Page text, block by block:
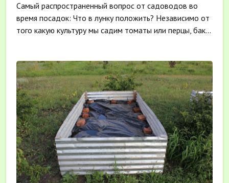
Самый распространенный вопрос от садоводов во
время посадок: Что в лунку положить? Независимо от
того какую культуру мы садим томаты или перцы, бак...